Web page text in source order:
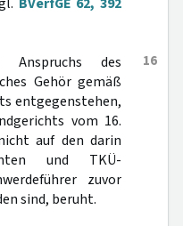
16
des
Gehör gemäß
entgegenstehen,
vom 16.
auf den darin
und TKÜ-
zuvor
sind, beruht.